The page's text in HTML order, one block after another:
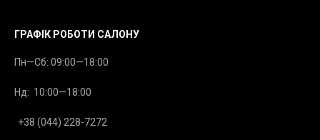
ГРАФІК РОБОТИ САЛОНУ
Пн—Сб: 09:00—18:00
Нд: 10:00—18:00
+38 (044) 228-7272